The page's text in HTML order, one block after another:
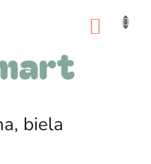
biela